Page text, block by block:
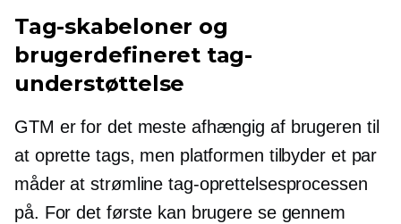
Tag-skabeloner og
brugerdefineret tag-
understøttelse
GTM er for det meste afhængig af brugeren til
at oprette tags, men platformen tilbyder et par
måder at strømline tag-oprettelsesprocessen
på. For det første kan brugere se gennem